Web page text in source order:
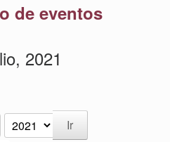
de eventos
2021